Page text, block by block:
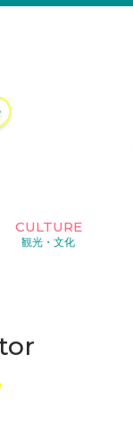
CULTURE
観光・文化